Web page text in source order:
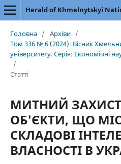
Головна / Архіви /
Том 336 № 6 (2024): Вісник
університету. Серія: Економічні
/
Статті
МИТНИЙ
ОБ'ЄКТИ, ЩО
СКЛАДОВІ
ВЛАСНОСТІ В